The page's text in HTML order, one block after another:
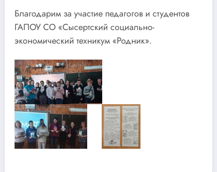
Благодарим за участие педагогов и студентов
ГАПОУ СО «Сысертский социально-
экономический техникум «Родник».